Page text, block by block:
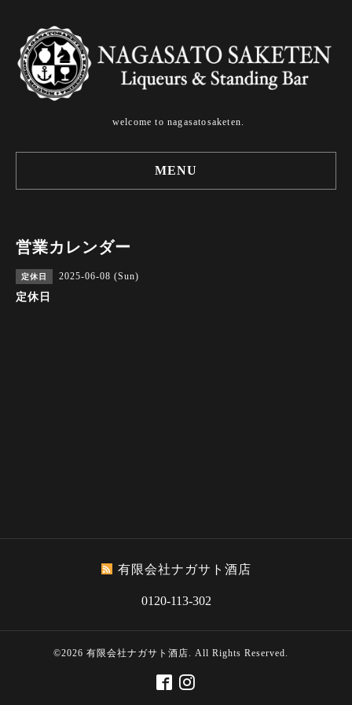
welcome to nagasatosaketen.
MENU
営業カレンダー
定休日 2025-06-08 (Sun)
定休日
有限会社ナガサト酒店
0120-113-302
©2026 有限会社ナガサト酒店. All Rights Reserved.